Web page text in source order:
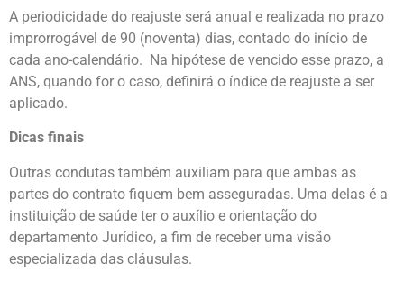
A periodicidade do reajuste será anual e realizada no prazo
improrrogável de 90 (noventa) dias, contado do início de
cada ano-calendário. Na hipótese de vencido esse prazo, a
ANS, quando for o caso, definirá o índice de reajuste a ser
aplicado.
Dicas finais
Outras condutas também auxiliam para que ambas as
partes do contrato fiquem bem asseguradas. Uma delas é a
instituição de saúde ter o auxílio e orientação do
departamento Jurídico, a fim de receber uma visão
especializada das cláusulas.